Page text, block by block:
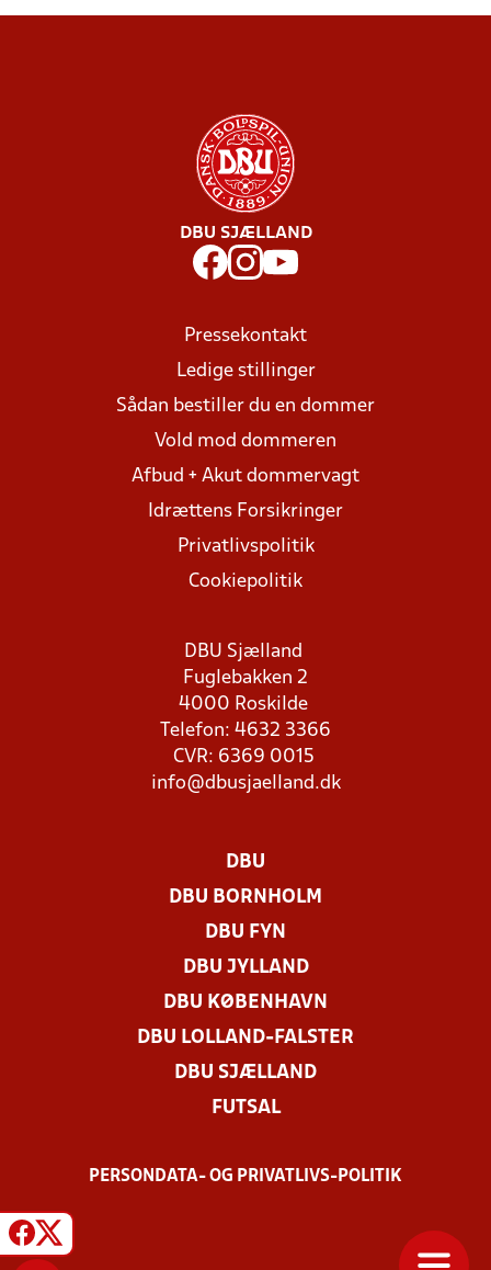
DBU SJÆLLAND
Pressekontakt
Ledige stillinger
Sådan bestiller du en dommer
Vold mod dommeren
Afbud + Akut dommervagt
Idrættens Forsikringer
Privatlivspolitik
Cookiepolitik
DBU Sjælland
Fuglebakken 2
4000 Roskilde
Telefon: 4632 3366
CVR: 6369 0015
info@dbusjaelland.dk
DBU
DBU BORNHOLM
DBU FYN
DBU JYLLAND
DBU KØBENHAVN
DBU LOLLAND-FALSTER
DBU SJÆLLAND
FUTSAL
PERSONDATA- OG PRIVATLIVS-POLITIK